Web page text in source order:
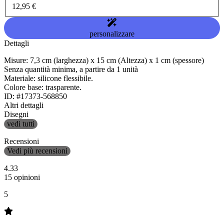
12,95 €
personalizzare
Dettagli
Misure: 7,3 cm (larghezza) x 15 cm (Altezza) x 1 cm (spessore)
Senza quantità minima, a partire da 1 unità
Materiale: silicone flessibile.
Colore base: trasparente.
ID: #17373-568850
Altri dettagli
Disegni
vedi tutti
Recensioni
Vedi più recensioni
4.33
15 opinioni
5